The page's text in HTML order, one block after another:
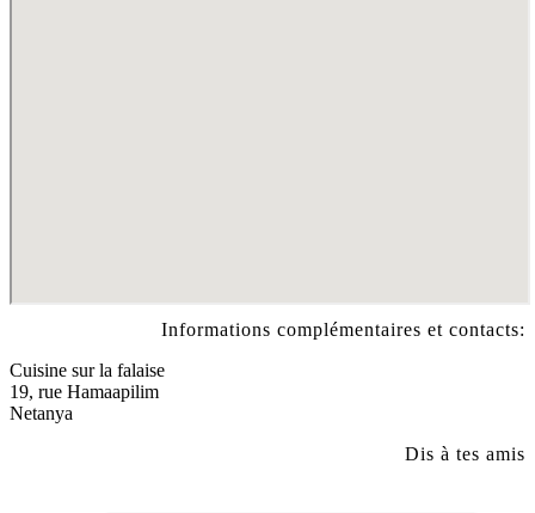
Informations complémentaires et contacts:
Cuisine sur la falaise
19, rue Hamaapilim
Netanya
Dis à tes amis